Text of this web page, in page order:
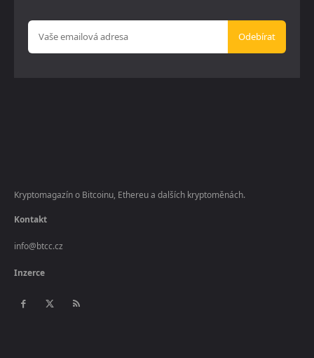
Odebírat
Kryptomagazín o Bitcoinu, Ethereu a dalších kryptoměnách.
Kontakt
info@btcc.cz
Inzerce